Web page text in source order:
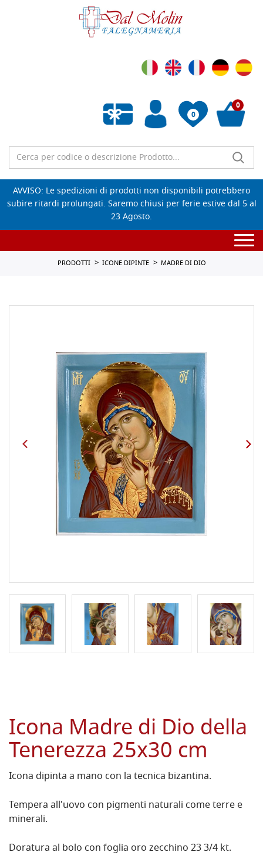
0
Wishlist vuota
0
AVVISO: Le spedizioni di prodotti non disponibili potrebbero
subire ritardi prolungati. Saremo chiusi per ferie estive dal 5 al
23 Agosto.
PRODOTTI ICONE DIPINTE MADRE DI DIO
Icona Madre di Dio della
Tenerezza 25x30 cm
Icona dipinta a mano con la tecnica bizantina.
Tempera all'uovo con pigmenti naturali come terre e
minerali.
Doratura al bolo con foglia oro zecchino 23 3/4 kt.